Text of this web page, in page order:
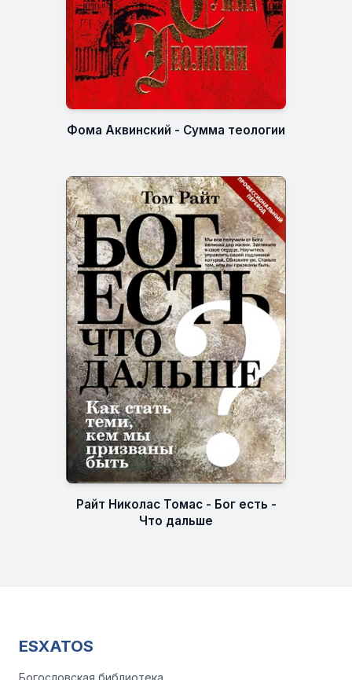
Фома Аквинский - Сумма теологии
Райт Николас Томас - Бог есть -
Что дальше
ESXATOS
Богословская библиотека